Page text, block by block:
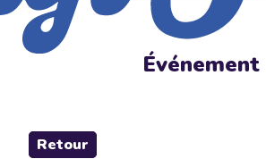
Événement
Retour